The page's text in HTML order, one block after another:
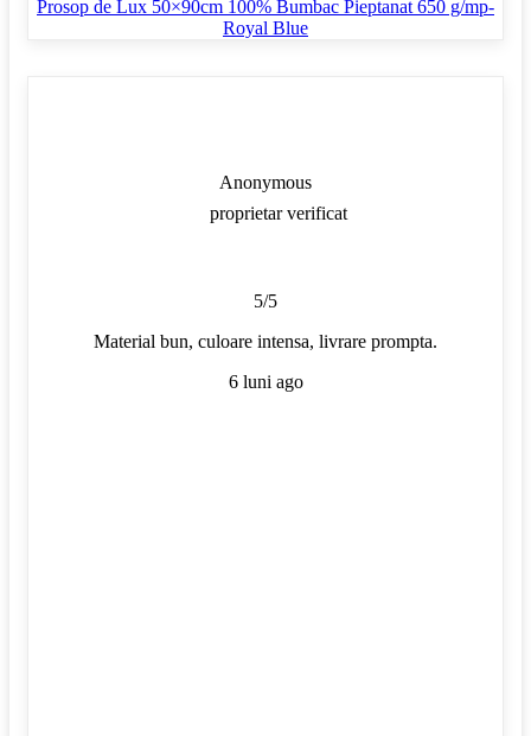
Prosop de Lux 50×90cm 100% Bumbac Pieptanat 650 g/mp-
Royal Blue
Anonymous
proprietar verificat
5/5
Material bun, culoare intensa, livrare prompta.
6 luni ago